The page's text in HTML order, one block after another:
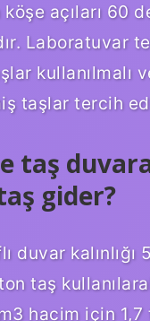
açıları 60
Laboratuvar
kullanılmalı
taşlar tercih
taş
gider?
duvar kalınlığı
taş
hacim için 1,7